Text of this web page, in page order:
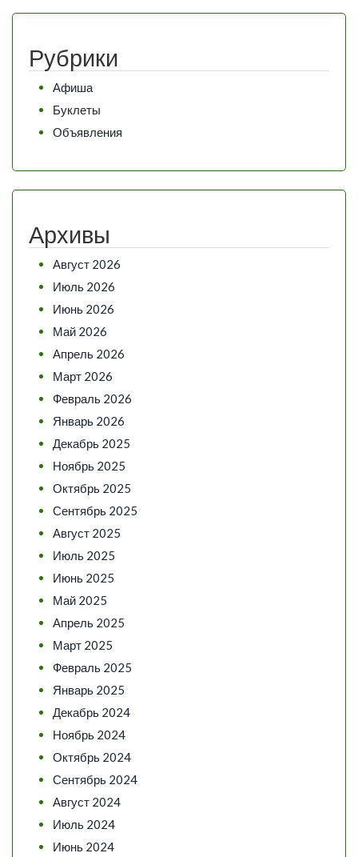
Рубрики
Афиша
Буклеты
Объявления
Архивы
Август 2026
Июль 2026
Июнь 2026
Май 2026
Апрель 2026
Март 2026
Февраль 2026
Январь 2026
Декабрь 2025
Ноябрь 2025
Октябрь 2025
Сентябрь 2025
Август 2025
Июль 2025
Июнь 2025
Май 2025
Апрель 2025
Март 2025
Февраль 2025
Январь 2025
Декабрь 2024
Ноябрь 2024
Октябрь 2024
Сентябрь 2024
Август 2024
Июль 2024
Июнь 2024